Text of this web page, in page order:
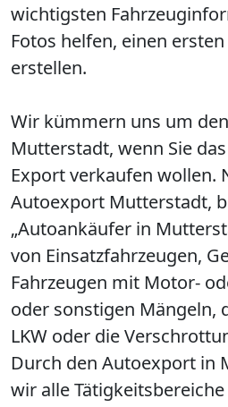
wichtigsten
Fotos helfen, einen
erstellen.
Wir kümmern uns um
Mutterstadt, wenn Sie
Export verkaufen wollen.
Autoexport Mutterstadt,
„Autoankäufer in
von Einsatzfahrzeugen,
Fahrzeugen mit Motor-
oder sonstigen Mängeln,
LKW oder die
Durch den Autoexport in
wir alle